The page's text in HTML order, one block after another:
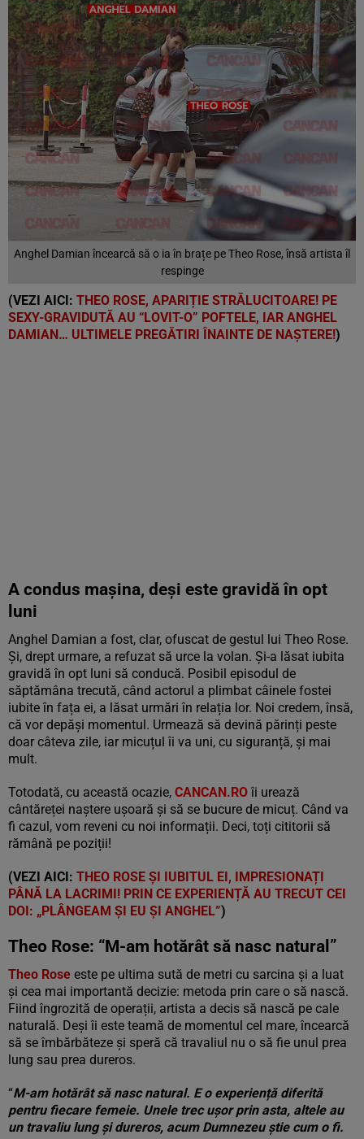
Anghel Damian încearcă să o ia în brațe pe Theo Rose, însă artista îl
respinge
(VEZI AICI: THEO ROSE, APARIȚIE STRĂLUCITOARE! PE
SEXY-GRAVIDUTĂ AU “LOVIT-O” POFTELE, IAR ANGHEL
DAMIAN… ULTIMELE PREGĂTIRI ÎNAINTE DE NAȘTERE!)
A condus mașina, deși este gravidă în opt
luni
Anghel Damian a fost, clar, ofuscat de gestul lui Theo Rose.
Și, drept urmare, a refuzat să urce la volan. Și-a lăsat iubita
gravidă în opt luni să conducă. Posibil episodul de
săptămâna trecută, când actorul a plimbat câinele fostei
iubite în fața ei, a lăsat urmări în relația lor. Noi credem, însă,
că vor depăși momentul. Urmează să devină părinți peste
doar câteva zile, iar micuțul îi va uni, cu siguranță, și mai
mult.
Totodată, cu această ocazie, CANCAN.RO îi urează
cântăreței naștere ușoară și să se bucure de micuț. Când va
fi cazul, vom reveni cu noi informații. Deci, toți cititorii să
rămână pe poziții!
(VEZI AICI: THEO ROSE ȘI IUBITUL EI, IMPRESIONAȚI
PÂNĂ LA LACRIMI! PRIN CE EXPERIENȚĂ AU TRECUT CEI
DOI: „PLÂNGEAM ȘI EU ȘI ANGHEL”)
Theo Rose: “M-am hotărât să nasc natural”
Theo Rose este pe ultima sută de metri cu sarcina și a luat
și cea mai importantă decizie: metoda prin care o să nască.
Fiind îngrozită de operații, artista a decis să nască pe cale
naturală. Deși îi este teamă de momentul cel mare, încearcă
să se îmbărbăteze și speră că travaliul nu o să fie unul prea
lung sau prea dureros.
“M-am hotărât să nasc natural. E o experiență diferită
pentru fiecare femeie. Unele trec ușor prin asta, altele au
un travaliu lung și dureros, acum Dumnezeu știe cum o fi.